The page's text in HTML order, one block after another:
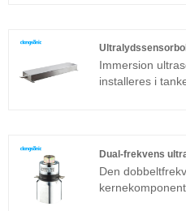
selvtilpasning,
kompatibiliteten
Immersion
installeres i
du også
af specielle
Dual-frekvens
Den